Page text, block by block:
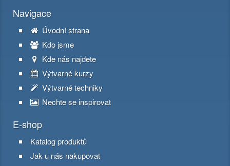
Navigace
Úvodní strana
Kdo jsme
Kde nás najdete
Výtvarné kurzy
Výtvarné techniky
Nechte se inspirovat
E-shop
Katalog produktů
Jak u nás nakupovat